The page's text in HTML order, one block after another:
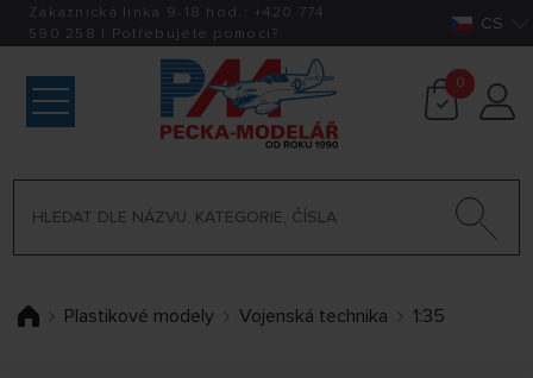
Zákaznická linka 9-18 hod.: +420 774
590 258 | Potřebujete pomoci? CS
0
Plastikové modely Vojenská technika 1:35